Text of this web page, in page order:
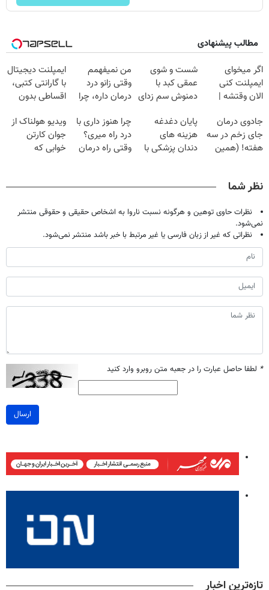
مطالب پیشنهادی
اگر میخوای
ایمپلنت کنی
الان وقتشه |
میلیون تومان!!!
شست و شوی
عمقی کبد با
دمنوش سم زدای
من نمیفهمم
وقتی زانو درد
درمان داره، چرا
تحمل میکنی؟❗
ایمپلنت دیجیتال
با گارانتی کتبی،
اقساطی بدون
ضامن
جادوی درمان
جای زخم در سه
هفته! (همین
پایان دغدغه
هزینه های
دندان پزشکی با
چرا هنوز داری با
درد راه میری؟
وقتی راه درمان
ویدیو هولناک از
جوان کارتن
خوابی که
نظر شما
نظرات حاوی توهین و هرگونه نسبت ناروا به اشخاص حقیقی و حقوقی منتشر
نمی‌شود.
نظراتی که غیر از زبان فارسی یا غیر مرتبط با خبر باشد منتشر نمی‌شود.
* لطفا حاصل عبارت را در جعبه متن روبرو وارد کنید
ارسال
تازه‌ترین اخبار